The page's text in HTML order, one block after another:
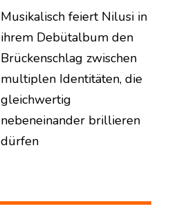
Musikalisch feiert Nilusi in
ihrem Debütalbum den
Brückenschlag zwischen
multiplen Identitäten, die
gleichwertig
nebeneinander brillieren
dürfen